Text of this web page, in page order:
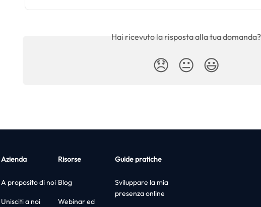
Hai ricevuto la risposta alla tua domanda?
😞 😐 😃
Azienda
A proposito di noi
Unisciti a noi
Risorse
Blog
Webinar ed
Guide pratiche
Sviluppare la mia
presenza online